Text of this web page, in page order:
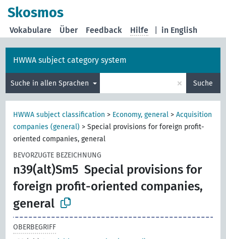
Skosmos
in English
Vokabulare Über Feedback Hilfe
HWWA subject category system
Suche in allen Sprachen × Suche
HWWA subject classification > Economy, general >Acquisition
companies (general) >Special provisions for foreign profit-
oriented companies, general
BEVORZUGTE BEZEICHNUNG
n39(alt)Sm5 Special provisions for
foreign profit-oriented companies,
general
OBERBEGRIFF